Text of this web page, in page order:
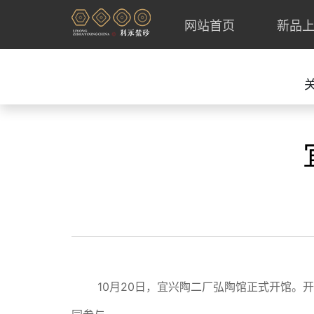
网站首页 新品
10月20日，宜兴陶二厂弘陶馆正式开馆。